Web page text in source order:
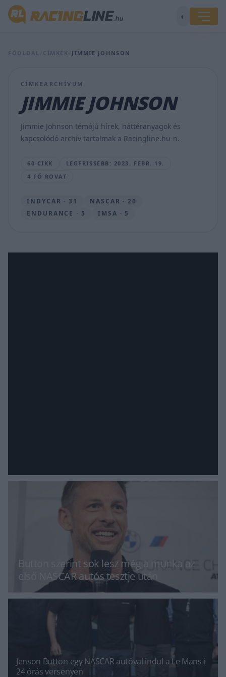
◐
FŐOLDAL CÍMKÉK JIMMIE JOHNSON
CÍMKEARCHÍVUM
JIMMIE JOHNSON
Jimmie Johnson témájú hírek, háttéranyagok és
kapcsolódó archív tartalmak a Racingline.hu-n.
60 CIKK
LEGFRISSEBB: 2023. FEBR. 19.
4 FŐ ROVAT
INDYCAR · 31
NASCAR · 20
ENDURANCE · 5
IMSA · 5
néz
NASCAR
autója,
amellyel
Le
Mansban
indulnak
VÁMOSI
19.
Button szerint sok lesz még a munka az
első NASCAR autós tesztje után
Jenson Button egy NASCAR autóval indul a Le Mans-i
24 órás versenyen